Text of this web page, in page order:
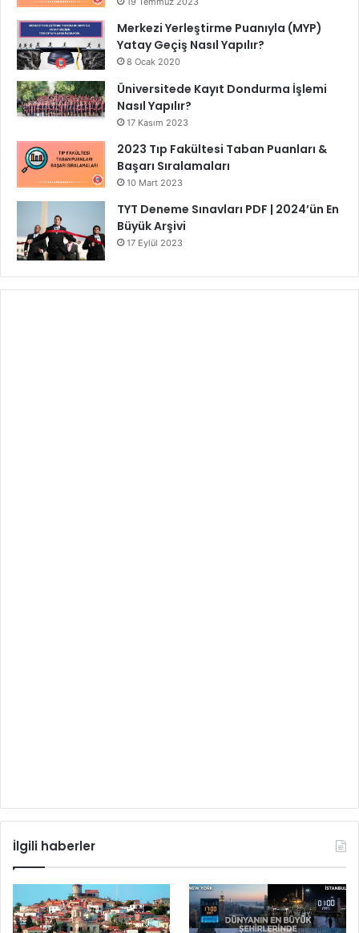
Merkezi Yerleştirme Puanıyla (MYP)
Yatay Geçiş Nasıl Yapılır?
8 Ocak 2020
Üniversitede Kayıt Dondurma İşlemi
Nasıl Yapılır?
17 Kasım 2023
2023 Tıp Fakültesi Taban Puanları &
Başarı Sıralamaları
10 Mart 2023
TYT Deneme Sınavları PDF | 2024’ün En
Büyük Arşivi
17 Eylül 2023
İlgili haberler